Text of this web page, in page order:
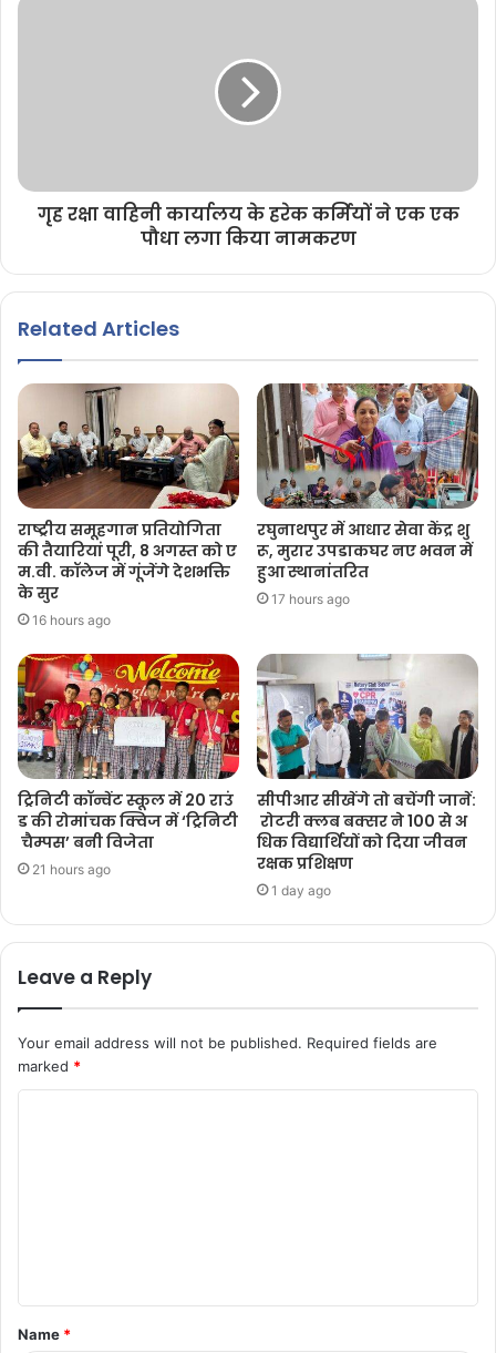
गृह रक्षा वाहिनी कार्यालय के हरेक कर्मियों ने एक एक
पौधा लगा किया नामकरण
Related Articles
राष्ट्रीय समूहगान प्रतियोगिता
की तैयारियां पूरी, 8 अगस्त को ए
म.वी. कॉलेज में गूंजेंगे देशभक्ति
के सुर
16 hours ago
रघुनाथपुर में आधार सेवा केंद्र शु
रू, मुरार उपडाकघर नए भवन में
हुआ स्थानांतरित
17 hours ago
ट्रिनिटी कॉन्वेंट स्कूल में 20 राउं
ड की रोमांचक क्विज में ‘ट्रिनिटी
चैम्पस’ बनी विजेता
21 hours ago
सीपीआर सीखेंगे तो बचेंगी जानें:
रोटरी क्लब बक्सर ने 100 से अ
धिक विद्यार्थियों को दिया जीवन
रक्षक प्रशिक्षण
1 day ago
Leave a Reply
Your email address will not be published. Required fields are
marked *
Name *